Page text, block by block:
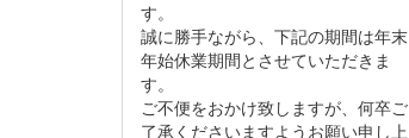
す。
誠に勝手ながら、下記の期間は年末
年始休業期間とさせていただきま
す。
ご不便をおかけ致しますが、何卒ご
了承くださいますようお願い申し上